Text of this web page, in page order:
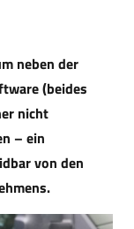
neben der
(beides
nicht
– ein
von den